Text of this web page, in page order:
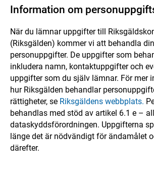
Information om
När du lämnar uppgifter till
(Riksgälden) kommer vi att behandla
personuppgifter. De uppgifter som
inkludera namn, kontaktuppgifter och
uppgifter som du själv lämnar. För mer
hur Riksgälden behandlar
rättigheter, se Riksgäldens webbplats.
behandlas med stöd av artikel 6.1 e –
dataskyddsförordningen. Uppgifterna
länge det är nödvändigt för ändamålet
därefter.